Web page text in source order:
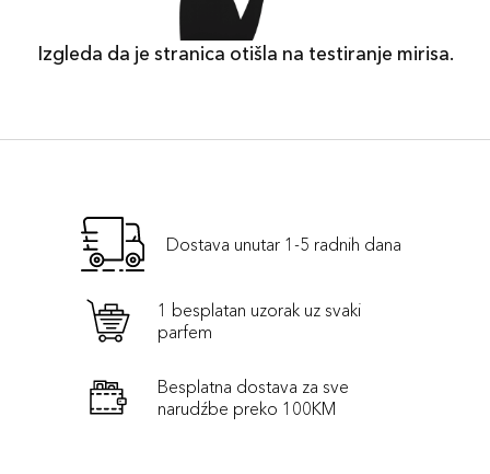
Izgleda da je stranica otišla na testiranje mirisa.
Dostava unutar 1-5 radnih dana
1 besplatan uzorak uz svaki
parfem
Besplatna dostava za sve
narudźbe preko 100KM